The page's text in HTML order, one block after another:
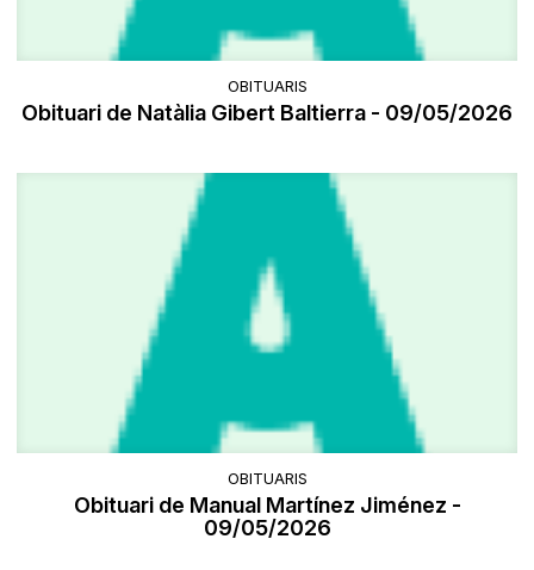
OBITUARIS
Obituari de Natàlia Gibert Baltierra - 09/05/2026
OBITUARIS
Obituari de Manual Martínez Jiménez -
09/05/2026